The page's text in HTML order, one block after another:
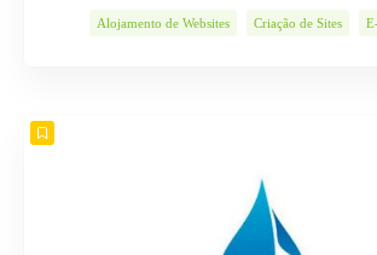
Alojamento de Websites Criação de Sites